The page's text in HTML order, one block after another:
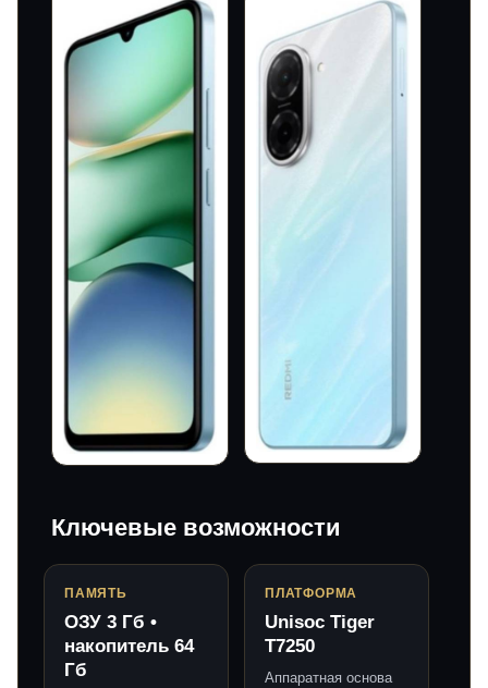
Ключевые возможности
ПАМЯТЬ
ОЗУ 3 Гб •
накопитель 64
Гб
ПЛАТФОРМА
Unisoc Tiger
T7250
Аппаратная основа